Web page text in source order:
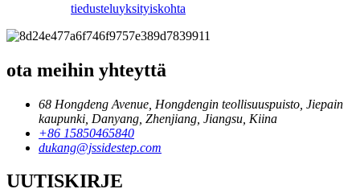
tiedusteluyksityiskohta
ota meihin yhteyttä
68 Hongdeng Avenue, Hongdengin teollisuuspuisto, Jiepain
kaupunki, Danyang, Zhenjiang, Jiangsu, Kiina
+86 15850465840
dukang@jssidestep.com
UUTISKIRJE